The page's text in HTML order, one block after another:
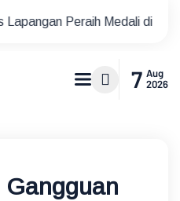
di Ajang Porprov
7 Aug
2026
Gangguan